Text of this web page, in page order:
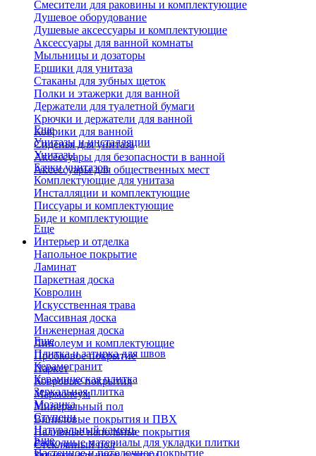
Смесители для раковины и комплектующие
Душевое оборудование
Душевые аксессуары и комплектующие
Аксессуары для ванной комнаты
Мыльницы и дозаторы
Ершики для унитаза
Стаканы для зубных щеток
Полки и этажерки для ванной
Держатели для туалетной бумаги
Крючки и держатели для ванной
Коврики для ванной
Сиденья для унитаза
Аксессуары для безопасности в ванной
Аксессуары для общественных мест
Еще
Унитазы и инсталляции
Унитазы
Бачки унитазов
Комплектующие для унитаза
Инсталляции и комплектующие
Писсуары и комплектующие
Биде и комплектующие
Еще
Интерьер и отделка
Напольное покрытие
Ламинат
Паркетная доска
Ковролин
Искусственная трава
Массивная доска
Инженерная доска
Линолеум и комплектующие
Пробковое покрытие
Паркет
Ковровые покрытия
Мармолеум
Минеральный пол
Виниловые покрытия и ПВХ
Наливные напольные покрытия
Стеклянный пол
Еще
Плитка и затирка для швов
Керамогранит
Керамическая плитка
Зеркальная плитка
Мозаика
Ступени
Натуральный камень
Расходные материалы для укладки плитки
Еще
Настенное и потолочное покрытие